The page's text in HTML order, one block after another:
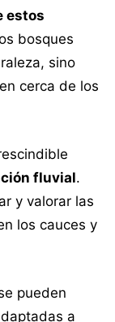
estos
bosques
sino
cerca de los
fluvial.
y valorar las
los cauces y
pueden
a